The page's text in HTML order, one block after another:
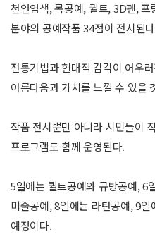
천연염색, 목공예, 퀼트, 3D펜,
분야의 공예작품 34점이 전시된
전통기법과 현대적 감각이 어우
아름다움과 가치를 느낄 수 있을
작품 전시뿐만 아니라 시민들이
프로그램도 함께 운영된다.
5일에는 퀼트공예와 규방공예, 6
미술공예, 8일에는 라탄공예, 9
예정이다.